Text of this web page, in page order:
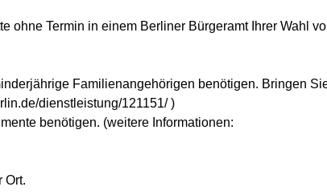
Termin in einem Berliner Bürgeramt Ihrer Wahl
Familienangehörigen benötigen. Bringen
dienstleistung/121151/ )
benötigen. (weitere Informationen:
Ort.